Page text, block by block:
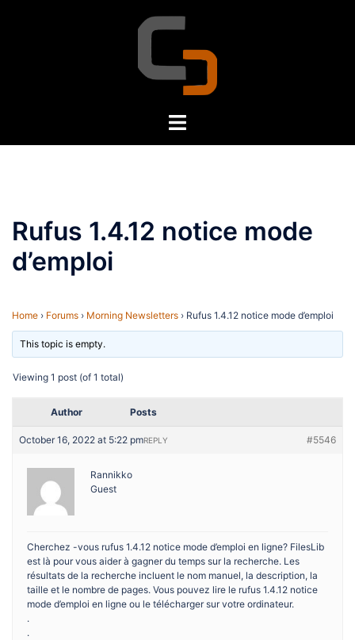
Toggle
Rufus 1.4.12 notice mode
d’emploi
Home › Forums › Morning Newsletters › Rufus 1.4.12 notice mode d’emploi
This topic is empty.
Viewing 1 post (of 1 total)
Author Posts
October 16, 2022 at 5:22 pm #5546
REPLY
Rannikko
Guest
Cherchez -vous rufus 1.4.12 notice mode d’emploi en ligne? FilesLib
est là pour vous aider à gagner du temps sur la recherche. Les
résultats de la recherche incluent le nom manuel, la description, la
taille et le nombre de pages. Vous pouvez lire le rufus 1.4.12 notice
mode d’emploi en ligne ou le télécharger sur votre ordinateur.
.
.